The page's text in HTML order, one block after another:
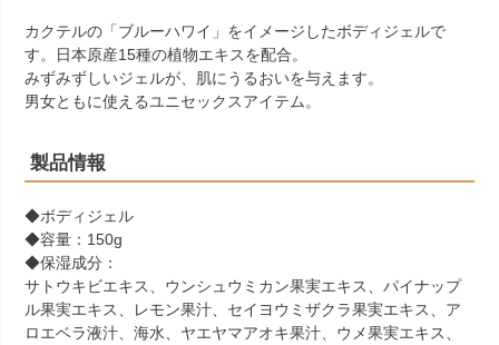
カクテルの「ブルーハワイ」をイメージしたボディジェルで
す。日本原産15種の植物エキスを配合。
みずみずしいジェルが、肌にうるおいを与えます。
男女ともに使えるユニセックスアイテム。
製品情報
◆ボディジェル
◆容量：150g
◆保湿成分：
サトウキビエキス、ウンシュウミカン果実エキス、パイナップ
ル果実エキス、レモン果汁、セイヨウミザクラ果実エキス、ア
ロエベラ液汁、海水、ヤエヤマアオキ果汁、ウメ果実エキス、